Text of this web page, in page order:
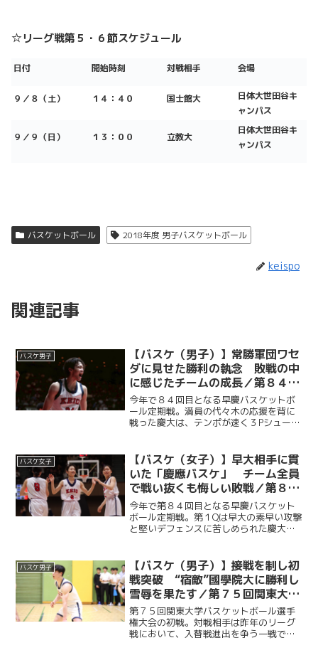
☆リーグ戦第５・６節スケジュール
日付 開始時刻 対戦相手 会場
９／８（土） １４：４０ 国士館大
日体大世田谷キ
ャンパス
９／９ （日） １３：００ 立教大
日体大世田谷キ
ャンパス
バスケットボール 2018年度 男子バスケットボール
keispo
関連記事
バスケ男子
【バスケ（男子）】常勝軍団ワセ
ダに見せた勝利の執念 敗戦の中
に感じたチームの成長／第８４回
早慶バスケットボール定期戦
今年で８４回目となる早慶バスケットボ
ール定期戦。満員の代々木の応援を背に
戦った慶大は、テンポが速く３Pシュート
北）や桑原佑尚（総２・済々黌）を中心
に得点を重ねていく。早大...
バスケ女子
【バスケ（女子）】早大相手に貫
いた「慶應バスケ」 チーム全員
で戦い抜くも悔しい敗戦／第８４
回早慶バスケットボール定期戦
今年で第８４回目となる早慶バスケット
ボール定期戦。第１Qは早大の素早い攻撃
と堅いデフェンスに苦しめられた慶大だ
を喫したものの、最後まで慶應らしい泥
臭いバスケを貫き、４...
バスケ男子
【バスケ（男子）】接戦を制し初
戦突破 “宿敵”國學院大に勝利し
雪辱を果たす／第７５回関東大学
バスケットボール選手権大会vs國
學院大
第７５回関東大学バスケットボール選手
権大会の初戦。対戦相手は昨年のリーグ
戦において、入替戦進出を争う一戦で敗